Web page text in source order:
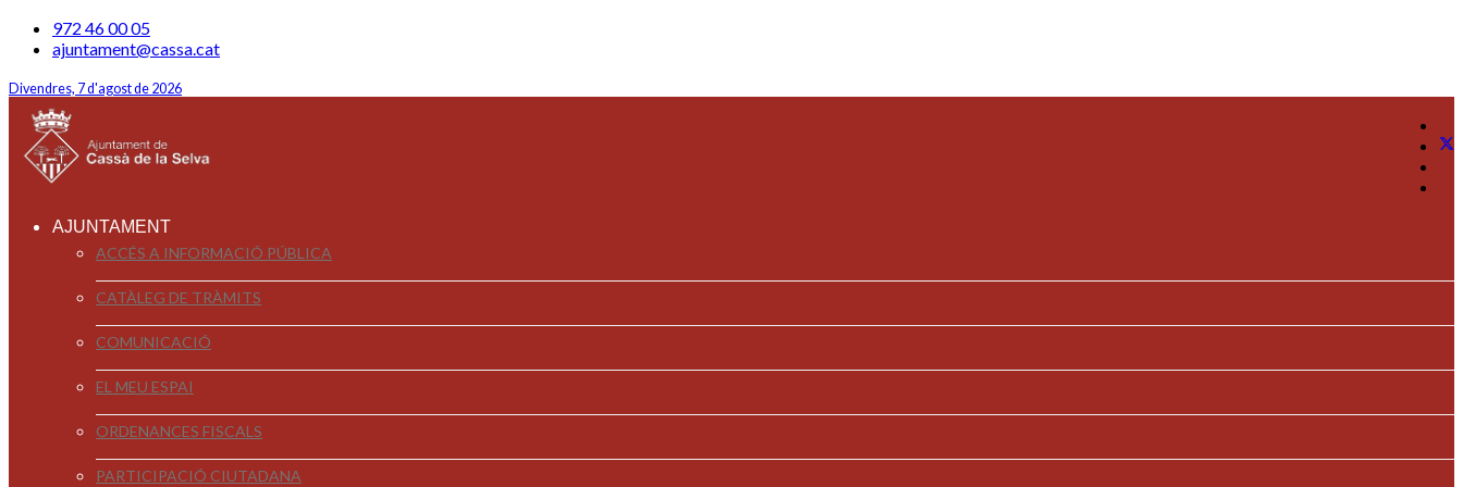
972 46 00 05
ajuntament@cassa.cat
Divendres, 7 d'agost de 2026
AJUNTAMENT
ACCÉS A INFORMACIÓ PÚBLICA
CATÀLEG DE TRÀMITS
COMUNICACIÓ
EL MEU ESPAI
ORDENANCES FISCALS
PARTICIPACIÓ CIUTADANA